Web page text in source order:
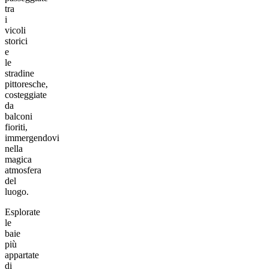
tra
i
vicoli
storici
e
le
stradine
pittoresche,
costeggiate
da
balconi
fioriti,
immergendovi
nella
magica
atmosfera
del
luogo.
Esplorate
le
baie
più
appartate
di